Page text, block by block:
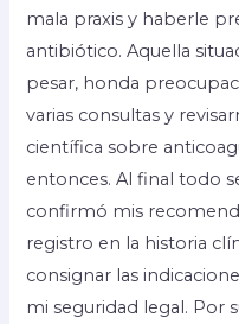
mala praxis y haberle
antibiótico. Aquella
pesar, honda
varias consultas y
científica sobre
entonces. Al final todo
confirmó mis
registro en la historia
consignar las
mi seguridad legal. Por